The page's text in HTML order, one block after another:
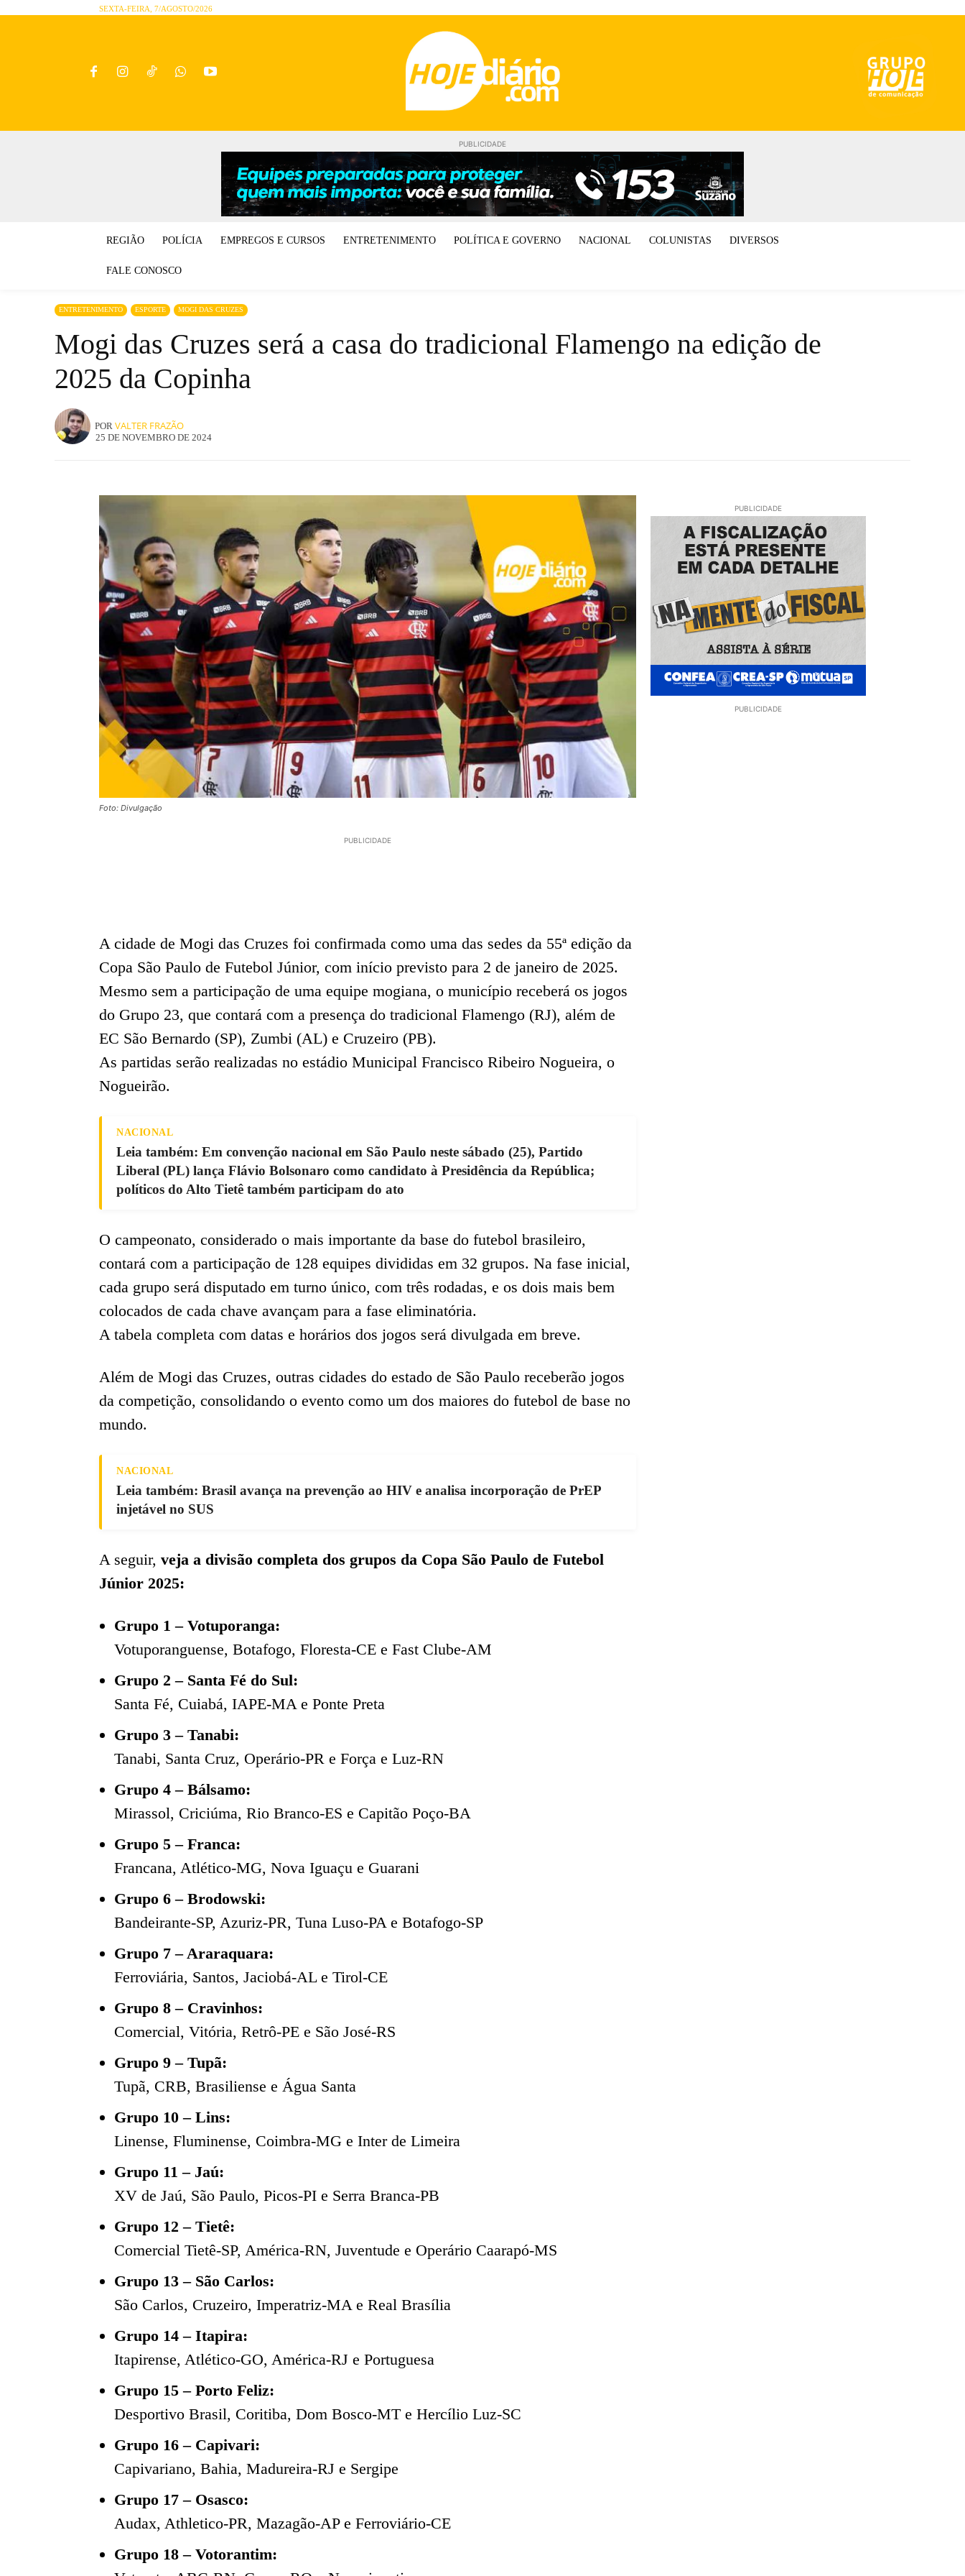
SEXTA-FEIRA, 7/AGOSTO/2026
PUBLICIDADE
REGIÃO POLÍCIA EMPREGOS E CURSOS ENTRETENIMENTO POLÍTICA E GOVERNO NACIONAL COLUNISTAS DIVERSOS
FALE CONOSCO
ENTRETENIMENTO ESPORTE MOGI DAS CRUZES
Mogi das Cruzes será a casa do tradicional Flamengo na edição de
2025 da Copinha
POR VALTER FRAZÃO
25 DE NOVEMBRO DE 2024
Foto: Divulgação
PUBLICIDADE
A cidade de Mogi das Cruzes foi confirmada como uma das sedes da 55ª edição da
Copa São Paulo de Futebol Júnior, com início previsto para 2 de janeiro de 2025.
Mesmo sem a participação de uma equipe mogiana, o município receberá os jogos
do Grupo 23, que contará com a presença do tradicional Flamengo (RJ), além de
EC São Bernardo (SP), Zumbi (AL) e Cruzeiro (PB).
As partidas serão realizadas no estádio Municipal Francisco Ribeiro Nogueira, o
Nogueirão.
NACIONAL
Leia também: Em convenção nacional em São Paulo neste sábado (25), Partido
Liberal (PL) lança Flávio Bolsonaro como candidato à Presidência da República;
políticos do Alto Tietê também participam do ato
O campeonato, considerado o mais importante da base do futebol brasileiro,
contará com a participação de 128 equipes divididas em 32 grupos. Na fase inicial,
cada grupo será disputado em turno único, com três rodadas, e os dois mais bem
colocados de cada chave avançam para a fase eliminatória.
A tabela completa com datas e horários dos jogos será divulgada em breve.
Além de Mogi das Cruzes, outras cidades do estado de São Paulo receberão jogos
da competição, consolidando o evento como um dos maiores do futebol de base no
mundo.
NACIONAL
Leia também: Brasil avança na prevenção ao HIV e analisa incorporação de PrEP
injetável no SUS
A seguir, veja a divisão completa dos grupos da Copa São Paulo de Futebol
Júnior 2025:
Grupo 1 – Votuporanga:
Votuporanguense, Botafogo, Floresta-CE e Fast Clube-AM
Grupo 2 – Santa Fé do Sul:
Santa Fé, Cuiabá, IAPE-MA e Ponte Preta
Grupo 3 – Tanabi:
Tanabi, Santa Cruz, Operário-PR e Força e Luz-RN
Grupo 4 – Bálsamo:
Mirassol, Criciúma, Rio Branco-ES e Capitão Poço-BA
Grupo 5 – Franca:
Francana, Atlético-MG, Nova Iguaçu e Guarani
Grupo 6 – Brodowski:
Bandeirante-SP, Azuriz-PR, Tuna Luso-PA e Botafogo-SP
Grupo 7 – Araraquara:
Ferroviária, Santos, Jaciobá-AL e Tirol-CE
Grupo 8 – Cravinhos:
Comercial, Vitória, Retrô-PE e São José-RS
Grupo 9 – Tupã:
Tupã, CRB, Brasiliense e Água Santa
Grupo 10 – Lins:
Linense, Fluminense, Coimbra-MG e Inter de Limeira
Grupo 11 – Jaú:
XV de Jaú, São Paulo, Picos-PI e Serra Branca-PB
Grupo 12 – Tietê:
Comercial Tietê-SP, América-RN, Juventude e Operário Caarapó-MS
Grupo 13 – São Carlos:
São Carlos, Cruzeiro, Imperatriz-MA e Real Brasília
Grupo 14 – Itapira:
Itapirense, Atlético-GO, América-RJ e Portuguesa
Grupo 15 – Porto Feliz:
Desportivo Brasil, Coritiba, Dom Bosco-MT e Hercílio Luz-SC
Grupo 16 – Capivari:
Capivariano, Bahia, Madureira-RJ e Sergipe
Grupo 17 – Osasco:
Audax, Athletico-PR, Mazagão-AP e Ferroviário-CE
Grupo 18 – Votorantim:
PUBLICIDADE
PUBLICIDADE